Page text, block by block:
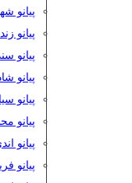
پیانو
پیانو
پیانو
پیانو
پیانو
پیانو
پیانو
پیانو